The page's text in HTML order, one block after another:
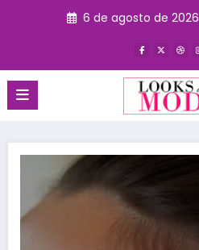
6 de agosto de 2026